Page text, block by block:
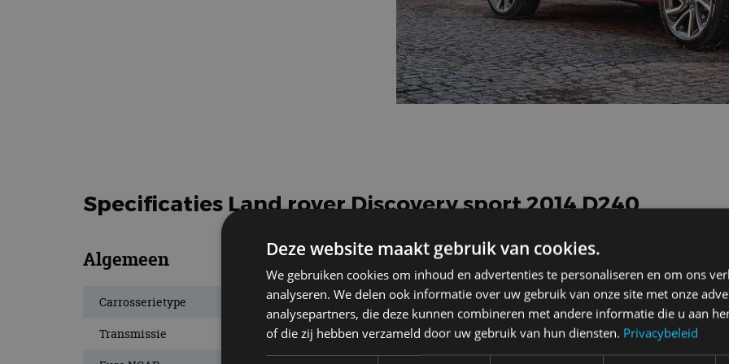
Specificaties Land rover Discovery sport 2014 D240
Algemeen
Carrosserietype 5-drs. SUV
Transmissie 9AT
Deze website maakt gebruik van cookies.
We gebruiken cookies om inhoud en advertenties te personaliseren en om ons
analyseren. We delen ook informatie over uw gebruik van onze site met onze
analysepartners, die deze kunnen combineren met andere informatie die u aan
of die zij hebben verzameld door uw gebruik van hun diensten. Privacybeleid